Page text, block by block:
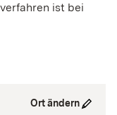
ist bei
Ort ändern